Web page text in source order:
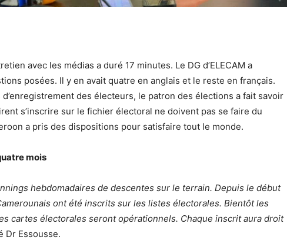
avec les médias a duré 17 minutes. Le DG d’ELECAM a
posées. Il y en avait quatre en anglais et le reste en français.
des électeurs, le patron des élections a fait savoir
s’inscrire sur le fichier électoral ne doivent pas se faire du
a pris des dispositions pour satisfaire tout le monde.
mois
hebdomadaires de descentes sur le terrain. Depuis le début
ont été inscrits sur les listes électorales. Bientôt les
cartes électorales seront opérationnels. Chaque inscrit aura droit
Dr Essousse.